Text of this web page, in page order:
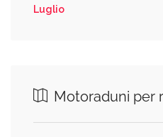
Luglio
Motoraduni per